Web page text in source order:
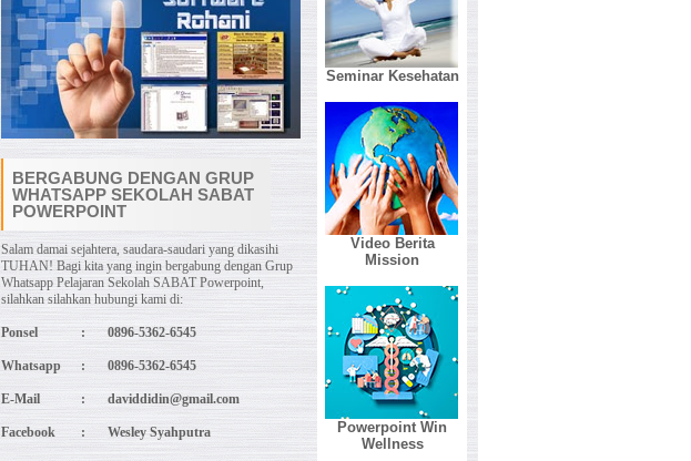
BERGABUNG DENGAN GRUP
WHATSAPP SEKOLAH SABAT
POWERPOINT
Salam damai sejahtera, saudara-saudari yang dikasihi
TUHAN! Bagi kita yang ingin bergabung dengan Grup
Whatsapp Pelajaran Sekolah SABAT Powerpoint,
silahkan silahkan hubungi kami di:
Ponsel : 0896-5362-6545
Whatsapp : 0896-5362-6545
E-Mail : daviddidin@gmail.com
Facebook : Wesley Syahputra
Seminar Kesehatan
Video Berita
Mission
Powerpoint Win
Wellness